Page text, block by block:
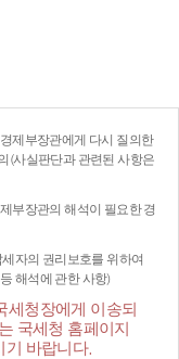
제부장관에게 다시 질의한
(사실판단과 관련된 사항은
부장관의 해석이 필요한 경
자의 권리보호를 위하여
해석에 관한 사항)
세청장에게 이송되
국세청 홈페이지
바랍니다.